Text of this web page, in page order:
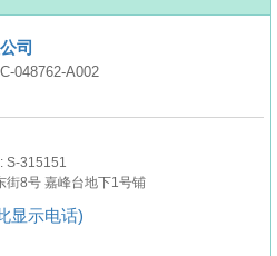
司
048762-A002
S-315151
街8号 嘉峰台地下1号铺
显示电话)